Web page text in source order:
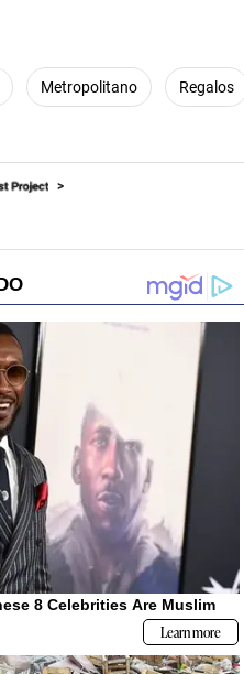
Metropolitano Regalos